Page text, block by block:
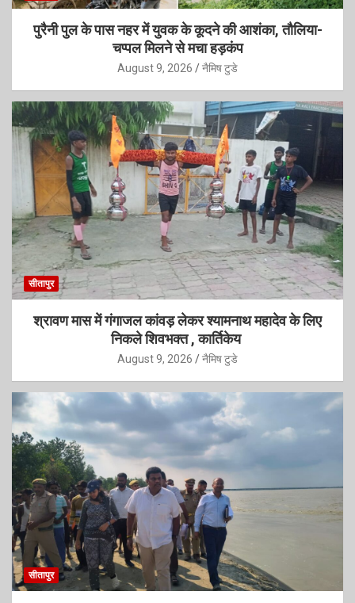
पुरैनी पुल के पास नहर में युवक के कूदने की आशंका, तौलिया-
चप्पल मिलने से मचा हड़कंप
August 9, 2026 नैमिष टुडे
सीतापुर
श्रावण मास में गंगाजल कांवड़ लेकर श्यामनाथ महादेव के लिए
निकले शिवभक्त , कार्तिकेय
August 9, 2026 नैमिष टुडे
सीतापुर